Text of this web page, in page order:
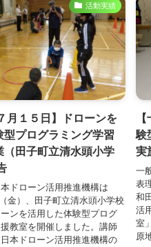
活動実績
月１５日】ドローンを
型プログラミング学習
（田子町立清水頭小学
ドローン活用推進機構は
金）、田子町立清水頭小学校
ンを活用した体験型プログ
教室を開催しました。講師
本ドローン活用推進機構の
験
実
一
表
和
活
室
原